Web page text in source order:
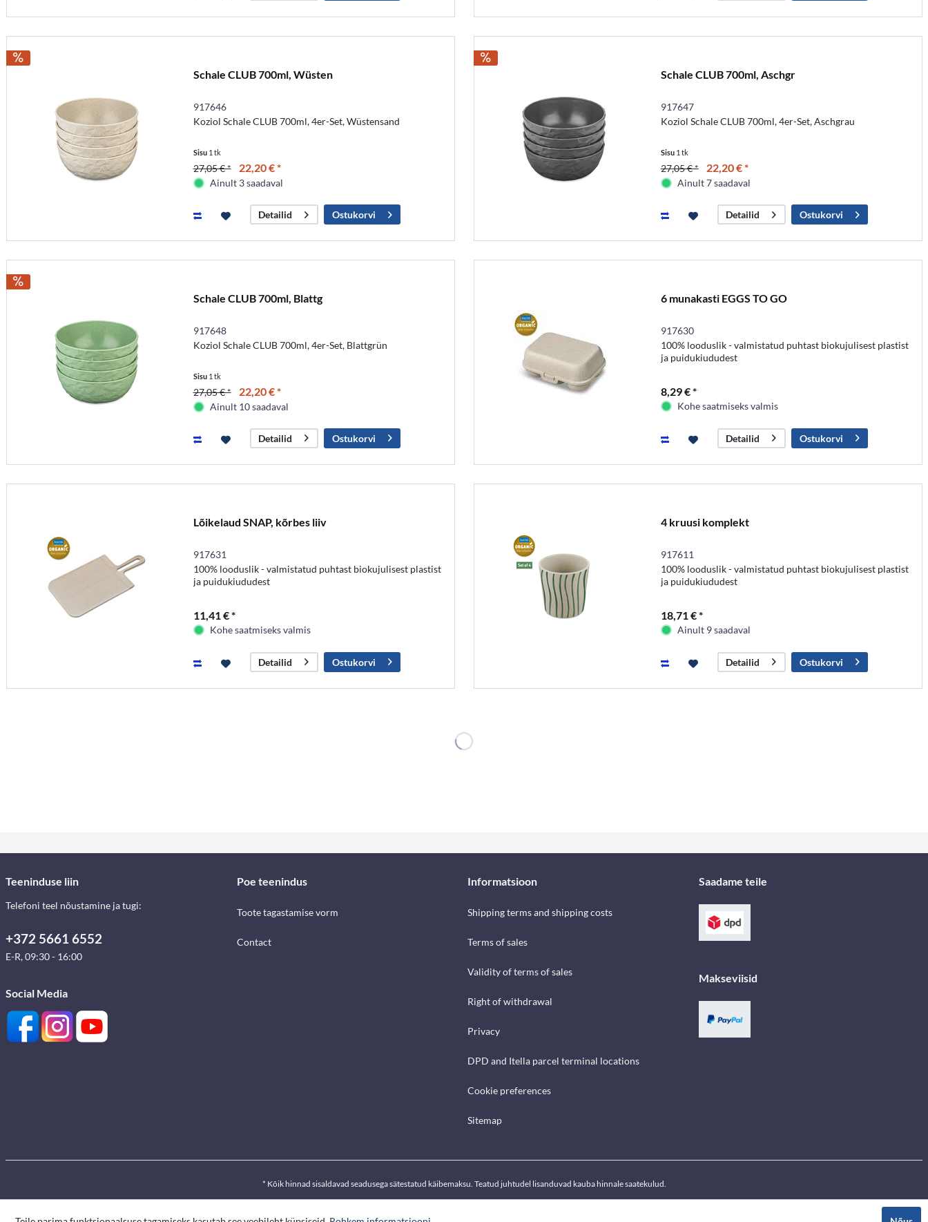
Schale CLUB 700ml, Wüsten
917646
Koziol Schale CLUB 700ml, 4er-Set, Wüstensand
Sisu 1 tk
27,05 € * 22,20 € *
Ainult 3 saadaval
Detailid Ostukorvi
Schale CLUB 700ml, Aschgr
917647
Koziol Schale CLUB 700ml, 4er-Set, Aschgrau
Sisu 1 tk
27,05 € * 22,20 € *
Ainult 7 saadaval
Detailid Ostukorvi
Schale CLUB 700ml, Blattg
917648
Koziol Schale CLUB 700ml, 4er-Set, Blattgrün
Sisu 1 tk
27,05 € * 22,20 € *
Ainult 10 saadaval
Detailid Ostukorvi
6 munakasti EGGS TO GO
917630
100% looduslik - valmistatud puhtast biokujulisest plastist
ja puidukiududest
8,29 € *
Kohe saatmiseks valmis
Detailid Ostukorvi
Lõikelaud SNAP, kõrbes liiv
917631
100% looduslik - valmistatud puhtast biokujulisest plastist
ja puidukiududest
11,41 € *
Kohe saatmiseks valmis
Detailid Ostukorvi
4 kruusi komplekt
917611
100% looduslik - valmistatud puhtast biokujulisest plastist
ja puidukiududest
18,71 € *
Ainult 9 saadaval
Detailid Ostukorvi
Teeninduse liin
Telefoni teel nõustamine ja tugi:
+372 5661 6552
E-R, 09:30 - 16:00
Social Media
Poe teenindus
Toote tagastamise vorm
Contact
Informatsioon
Shipping terms and shipping costs
Terms of sales
Validity of terms of sales
Right of withdrawal
Privacy
DPD and Itella parcel terminal locations
Cookie preferences
Sitemap
Saadame teile
Makseviisid
* Kõik hinnad sisaldavad seadusega sätestatud käibemaksu. Teatud juhtudel lisanduvad kauba hinnale saatekulud.